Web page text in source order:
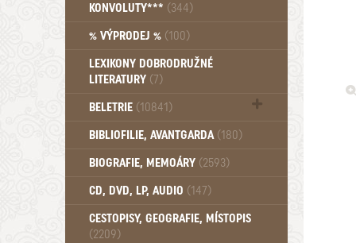
KONVOLUTY*** (344)
% VÝPRODEJ % (100)
LEXIKONY DOBRODRUŽNÉ
LITERATURY (7)
BELETRIE (10841)
Beletrie - Historická (1388)
Beletrie - Povídky (1757)
Beletrie - Válečné romány (489)
Beletrie - Ženské a dívčí romány
(1522)
BIBLIOFILIE, AVANTGARDA (180)
BIOGRAFIE, MEMOÁRY (2593)
CD, DVD, LP, AUDIO (147)
CESTOPISY, GEOGRAFIE, MÍSTOPIS
(2209)